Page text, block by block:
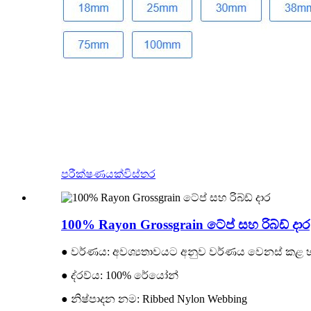
පරීක්ෂණයක්විස්තර
100% Rayon Grossgrain ටේප් සහ රිබ්ඩ් දාර
● වර්ණය: අවශ්‍යතාවයට අනුව වර්ණය වෙනස් කළ
● ද්රව්ය: 100% රේයෝන්
● නිෂ්පාදන නම: Ribbed Nylon Webbing